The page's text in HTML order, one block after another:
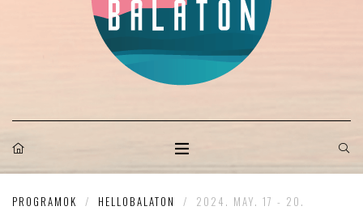
PROGRAMOK / HELLOBALATON / 2024. MAY. 17 - 20.